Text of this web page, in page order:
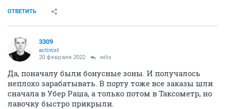
ОТВЕТИТЬ
3309
activist
20 февраля 2022 wilis
Да, поначалу были бонусные зоны. И получалось
неплохо зарабатывать. В порту тоже все заказы шли
сначала в Убер Раша, а только потом в Таксометр, но
лавочку быстро прикрыли.